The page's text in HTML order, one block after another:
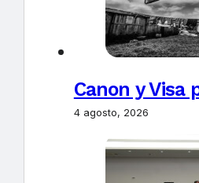
Canon y Visa
4 agosto, 2026